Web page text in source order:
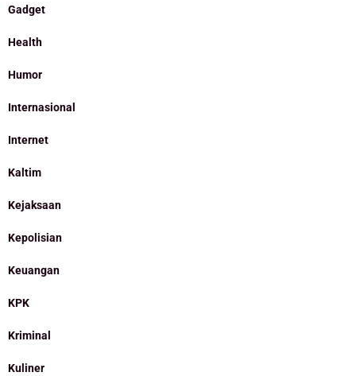
Gadget
Health
Humor
Internasional
Internet
Kaltim
Kejaksaan
Kepolisian
Keuangan
KPK
Kriminal
Kuliner